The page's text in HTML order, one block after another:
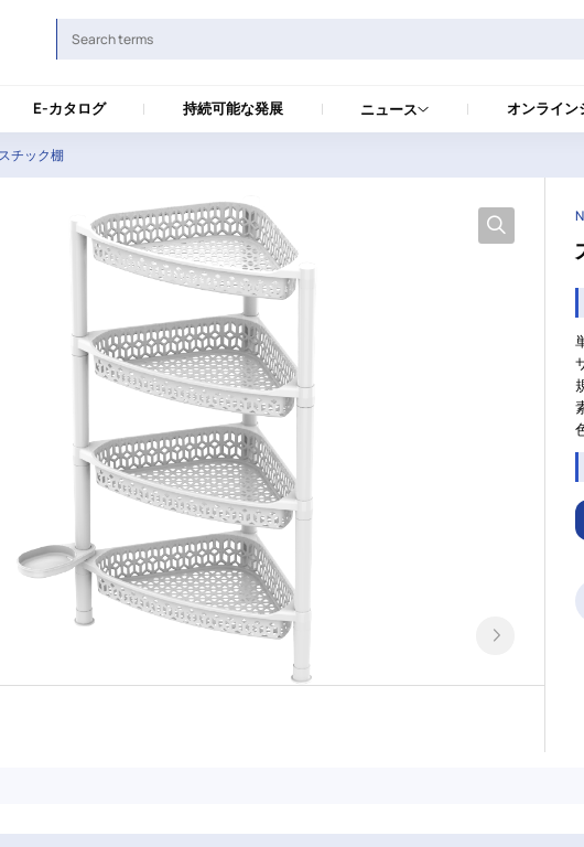
E-カタログ 持続可能な発展 ニュース オンライン
チック棚